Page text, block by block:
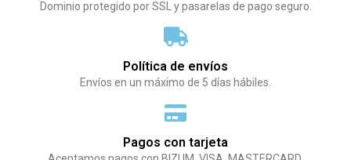
Dominio protegido por SSL y pasarelas de pago seguro.
Política de envíos
Envíos en un máximo de 5 días hábiles.
Pagos con tarjeta